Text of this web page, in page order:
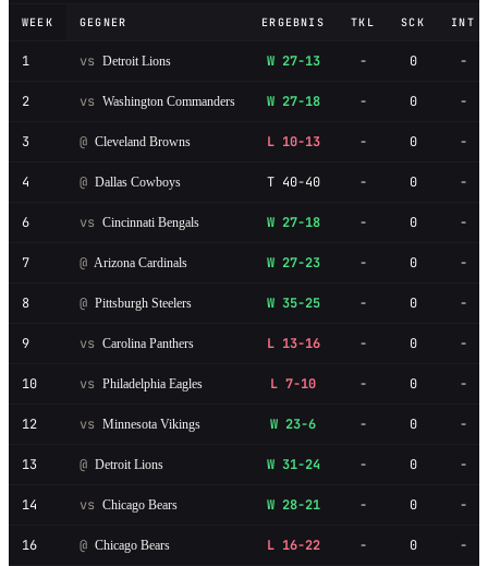
WEEK GEGNER ERGEBNIS TKL SCK INT
1 vs Detroit Lions W 27-13 - 0 -
2 vs Washington Commanders W 27-18 - 0 -
3 @ Cleveland Browns L 10-13 - 0 -
4 @ Dallas Cowboys T 40-40 - 0 -
6 vs Cincinnati Bengals W 27-18 - 0 -
7 @ Arizona Cardinals W 27-23 - 0 -
8 @ Pittsburgh Steelers W 35-25 - 0 -
9 vs Carolina Panthers L 13-16 - 0 -
10 vs Philadelphia Eagles L 7-10 - 0 -
12 vs Minnesota Vikings W 23-6 - 0 -
13 @ Detroit Lions W 31-24 - 0 -
14 vs Chicago Bears W 28-21 - 0 -
16 @ Chicago Bears L 16-22 - 0 -